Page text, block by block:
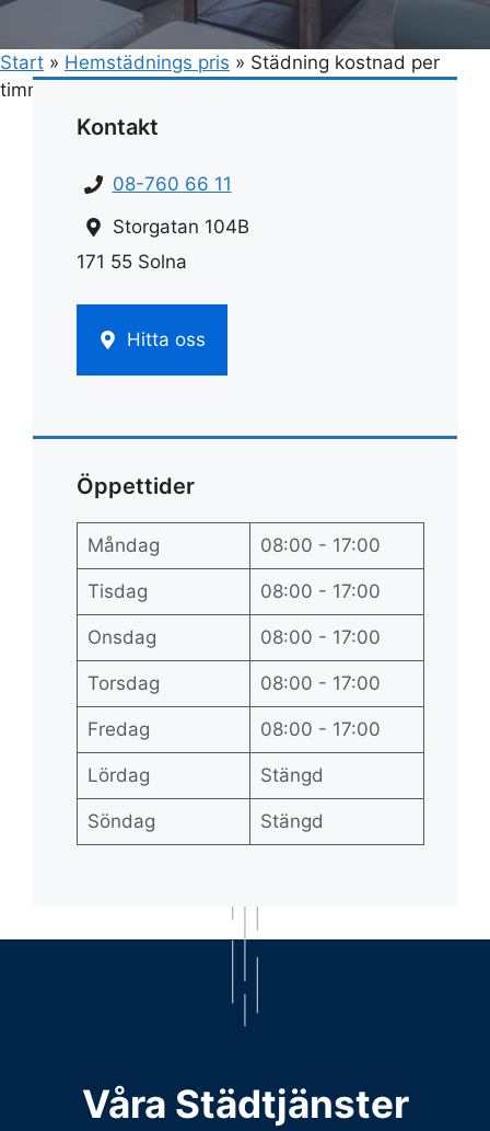
Start » Hemstädnings pris » Städning kostnad per
timme
Kontakt
08-760 66 11
Storgatan 104B
171 55 Solna
Hitta oss
Öppettider
Måndag 08:00 - 17:00
Tisdag 08:00 - 17:00
Onsdag 08:00 - 17:00
Torsdag 08:00 - 17:00
Fredag 08:00 - 17:00
Lördag Stängd
Söndag Stängd
Våra Städtjänster